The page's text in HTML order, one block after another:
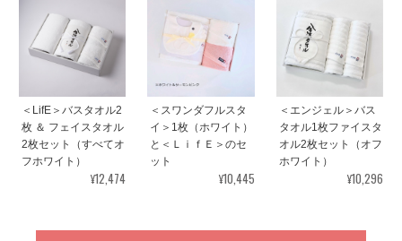
＜ハッピーフレブル＞フェイスタオル
2025/08/08
＜LifE＞バスタオル2
枚 ＆ フェイスタオル
2枚セット（すべてオ
フホワイト）
¥12,474
＜スワンダフルスタ
イ＞1枚（ホワイト）
と＜ＬｉｆＥ＞のセ
ット
¥10,445
＜エンジェル＞バス
タオル1枚ファイスタ
オル2枚セット（オフ
ホワイト）
¥10,296